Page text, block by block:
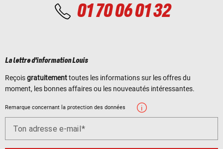
01 70 06 01 32
La lettre d'information Louis
Reçoisgratuitementtoutes les informations sur les offres du
moment, les bonnes affaires ou les nouveautés intéressantes.
Remarque concernant la protection des données
Ton adresse e-mail